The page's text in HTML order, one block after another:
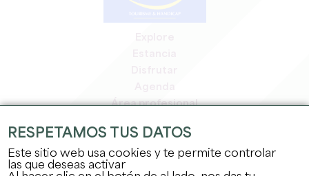
Área profesional
Espacio prensa
Empleo y prácticas
Información jurídica
RESPETAMOS TUS DATOS
Este sitio web usa cookies y te permite controlar
las que deseas activar